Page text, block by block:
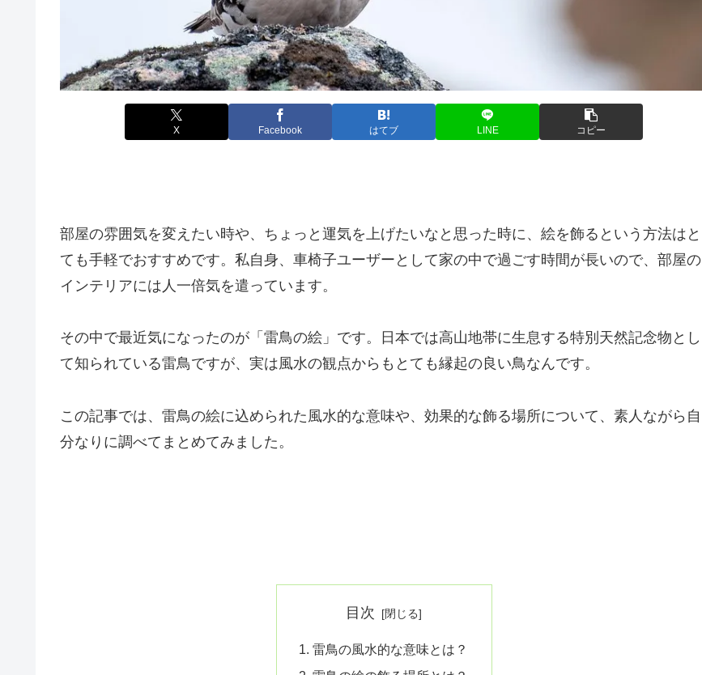
X Facebook はてブ LINE コピー
部屋の雰囲気を変えたい時や、ちょっと運気を上げたいなと思った時に、絵を飾るという方法はと
ても手軽でおすすめです。私自身、車椅子ユーザーとして家の中で過ごす時間が長いので、部屋の
インテリアには人一倍気を遣っています。
その中で最近気になったのが「雷鳥の絵」です。日本では高山地帯に生息する特別天然記念物とし
て知られている雷鳥ですが、実は風水の観点からもとても縁起の良い鳥なんです。
この記事では、雷鳥の絵に込められた風水的な意味や、効果的な飾る場所について、素人ながら自
分なりに調べてまとめてみました。
目次
雷鳥の風水的な意味とは？